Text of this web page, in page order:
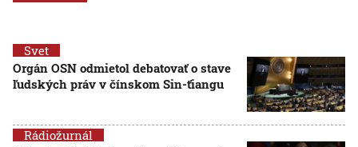
Svet
Orgán OSN odmietol debatovať o stave
ľudských práv v čínskom Sin-ťiangu
Rádiožurnál